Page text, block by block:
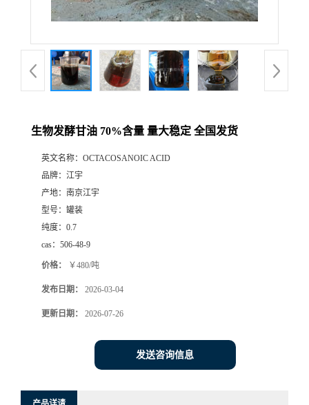
生物发酵甘油 70%含量 量大稳定 全国发货
英文名称： OCTACOSANOIC ACID
品牌： 江宇
产地： 南京江宇
型号： 罐装
纯度： 0.7
cas： 506-48-9
价格： ￥480/吨
发布日期： 2026-03-04
更新日期： 2026-07-26
发送咨询信息